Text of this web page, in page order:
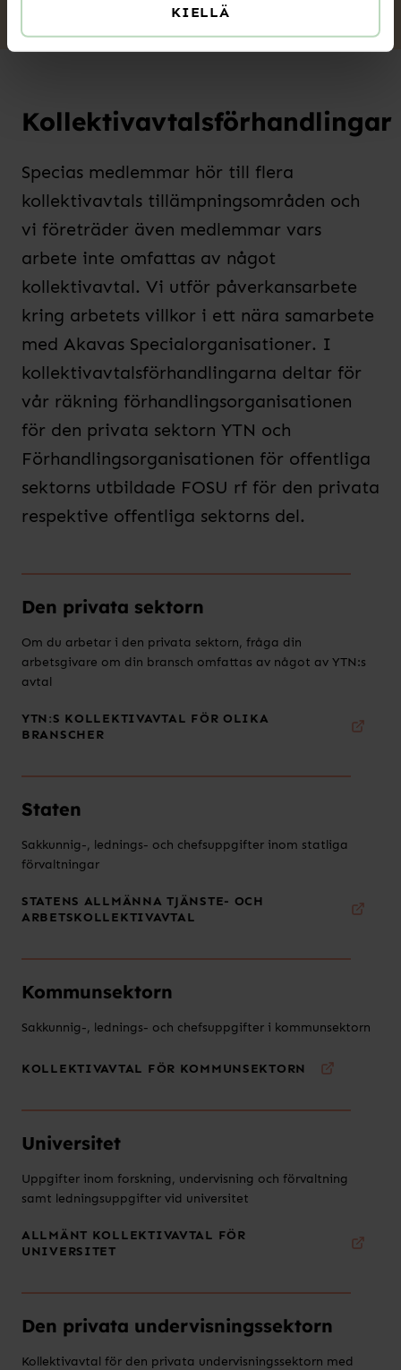
KIELLÄ
Kollektivavtalsförhandlingar
Specias medlemmar hör till flera
kollektivavtals tillämpningsområden och
vi företräder även medlemmar vars
arbete inte omfattas av något
kollektivavtal. Vi utför påverkansarbete
kring arbetets villkor i ett nära samarbete
med Akavas Specialorganisationer. I
kollektivavtalsförhandlingarna deltar för
vår räkning förhandlingsorganisationen
för den privata sektorn YTN och
Förhandlingsorganisationen för offentliga
sektorns utbildade FOSU rf för den privata
respektive offentliga sektorns del.
Den privata sektorn
Om du arbetar i den privata sektorn, fråga din
arbetsgivare om din bransch omfattas av något av YTN:s
avtal
YTN:S KOLLEKTIVAVTAL FÖR OLIKA
BRANSCHER
Staten
Sakkunnig-, lednings- och chefsuppgifter inom statliga
förvaltningar
STATENS ALLMÄNNA TJÄNSTE- OCH
ARBETSKOLLEKTIVAVTAL
Kommunsektorn
Sakkunnig-, lednings- och chefsuppgifter i kommunsektorn
KOLLEKTIVAVTAL FÖR KOMMUNSEKTORN
Universitet
Uppgifter inom forskning, undervisning och förvaltning
samt ledningsuppgifter vid universitet
ALLMÄNT KOLLEKTIVAVTAL FÖR
UNIVERSITET
Den privata undervisningssektorn
Kollektivavtal för den privata undervisningssektorn med